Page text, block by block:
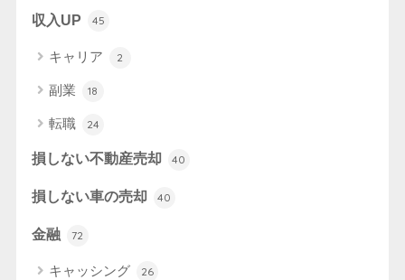
収入UP 45
キャリア 2
副業 18
転職 24
損しない不動産売却 40
損しない車の売却 40
金融 72
キャッシング 26